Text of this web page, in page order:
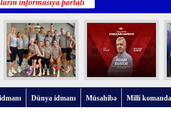
Dünya idmanı Müsahibə Milli